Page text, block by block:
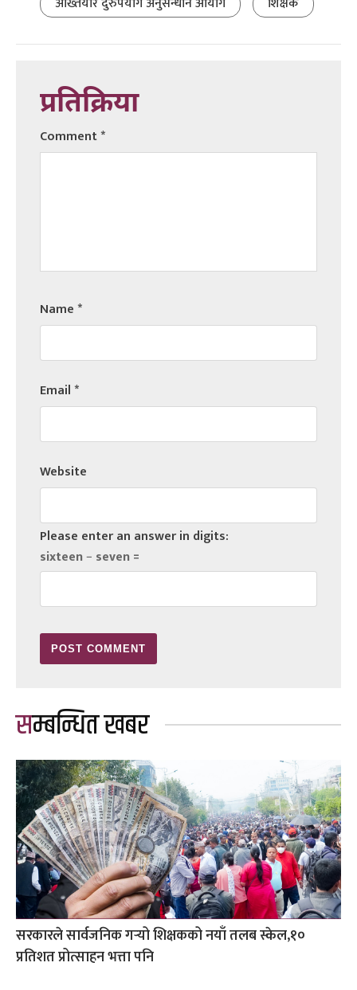
प्रतिक्रिया
Comment*
Name*
Email*
Website
Please enter an answer in digits:
sixteen − seven =
सम्बन्धित खबर
सरकारले सार्वजनिक गर्‍यो शिक्षकको नयाँ तलब स्केल,१०
प्रतिशत प्रोत्साहन भत्ता पनि